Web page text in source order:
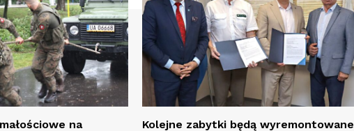
na
Kolejne zabytki będą wyremontowane